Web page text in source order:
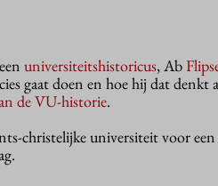
universiteitshistoricus, Ab
gaat doen en hoe hij dat
de VU-historie.
christelijke universiteit voor